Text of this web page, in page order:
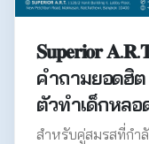
𝐒𝐮𝐩𝐞𝐫𝐢𝐨𝐫
คำถามยอดฮิ
ตัวทำเด็กหลอ
สำหรับคู่สมรสที่กำ